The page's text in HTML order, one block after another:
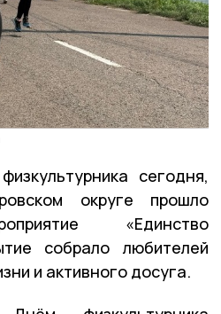
сегодня,
округе прошло
«Единство
собрало любителей
и активного досуга.